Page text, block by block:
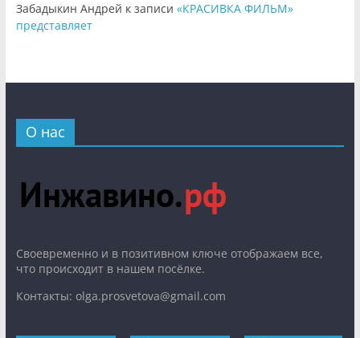
Забадыкин Андрей к записи «КРАСИВКА ФИЛЬМ»
представляет
О нас
Cвоевременно и в позитивном ключе отображаем все,
что происходит в нашем посёлке.
Контакты: olga.prosvetova@gmail.com